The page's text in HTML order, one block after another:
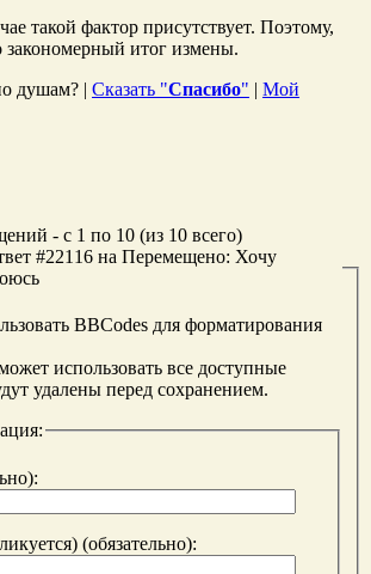
такой фактор присутствует. Поэтому,
закономерный итог измены.
душам? | Сказать "Спасибо" | Мой
- с 1 по 10 (из 10 всего)
#22116 на Перемещено: Хочу
BBCodes для форматирования
использовать все доступные
удалены перед сохранением.
(обязательно):